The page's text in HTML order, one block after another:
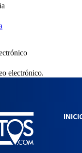
electrónico.